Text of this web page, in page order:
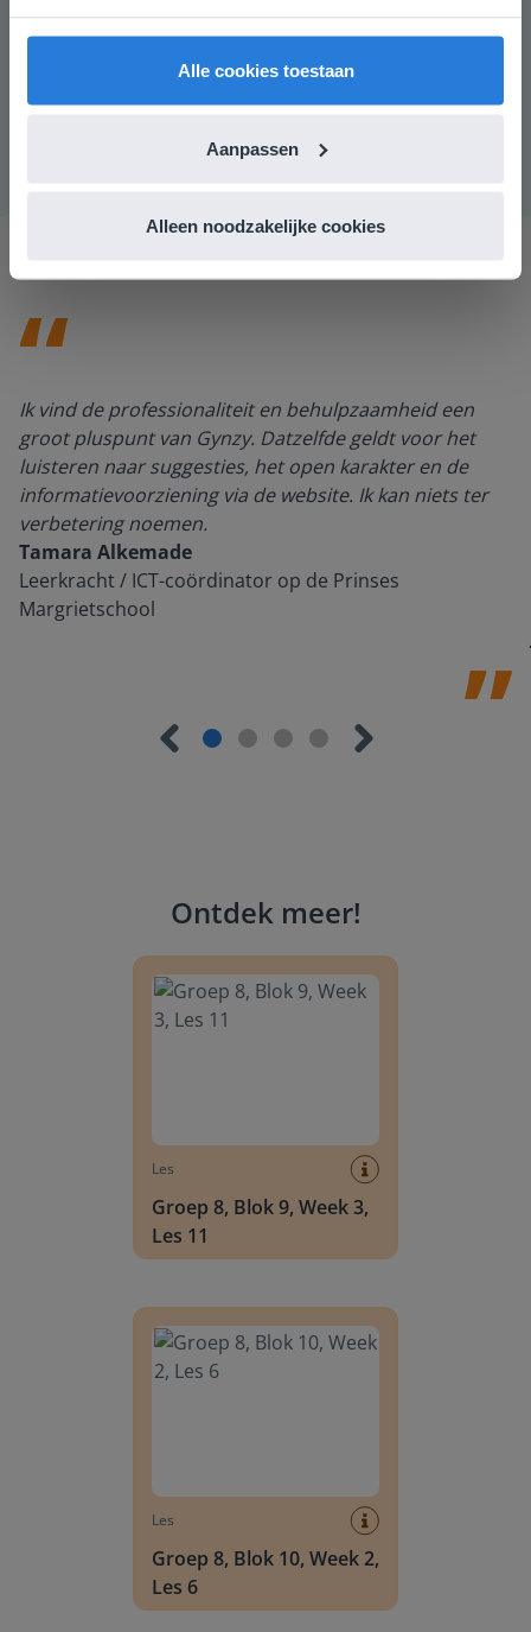
Alle cookies toestaan
Aanpassen
Alleen noodzakelijke cookies
door te vragen welke stappen ze zetten om de som 6 ×
34 uit te rekenen. Daarna werpen de leerlingen de 3
dobbelstenen en schrijven de getallen op de lijnen.
Laat de leerlingen de sommen uitrekenen.
Ik vind de professionaliteit en behulpzaamheid een
groot pluspunt van Gynzy. Datzelfde geldt voor het
luisteren naar suggesties, het open karakter en de
informatievoorziening via de website. Ik kan niets ter
verbetering noemen.
Tamara Alkemade
Leerkracht / ICT-coördinator op de Prinses
Margrietschool
Ontdek meer!
Les
Groep 8, Blok 9, Week 3,
Les 11
Les
Groep 8, Blok 10, Week 2,
Les 6
English
Nederland